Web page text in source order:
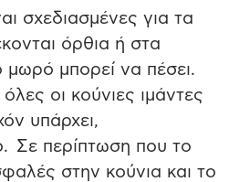
σχεδιασμένες για τα
όρθια ή στα
μωρό μπορεί να πέσει.
οι κούνιες ιμάντες
υπάρχει,
Σε περίπτωση που το
στην κούνια και το